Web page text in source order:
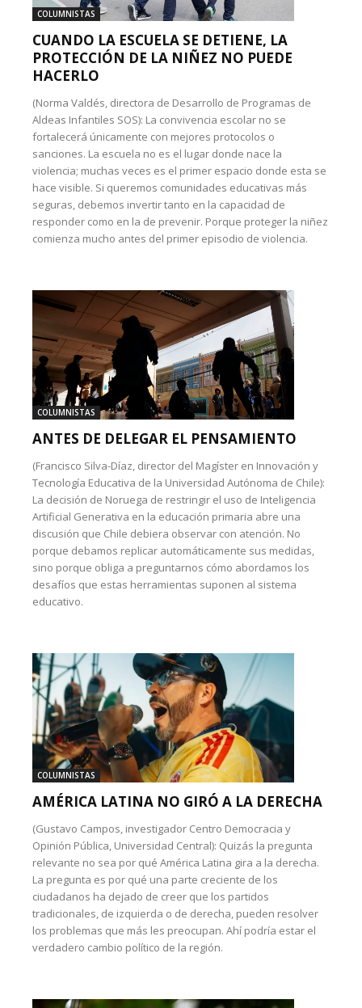
COLUMNISTAS
CUANDO LA ESCUELA SE DETIENE, LA
PROTECCIÓN DE LA NIÑEZ NO PUEDE
HACERLO
(Norma Valdés, directora de Desarrollo de Programas de
Aldeas Infantiles SOS): La convivencia escolar no se
fortalecerá únicamente con mejores protocolos o
sanciones. La escuela no es el lugar donde nace la
violencia; muchas veces es el primer espacio donde esta se
hace visible. Si queremos comunidades educativas más
seguras, debemos invertir tanto en la capacidad de
responder como en la de prevenir. Porque proteger la niñez
comienza mucho antes del primer episodio de violencia.
COLUMNISTAS
ANTES DE DELEGAR EL PENSAMIENTO
(Francisco Silva-Díaz, director del Magíster en Innovación y
Tecnología Educativa de la Universidad Autónoma de Chile):
La decisión de Noruega de restringir el uso de Inteligencia
Artificial Generativa en la educación primaria abre una
discusión que Chile debiera observar con atención. No
porque debamos replicar automáticamente sus medidas,
sino porque obliga a preguntarnos cómo abordamos los
desafíos que estas herramientas suponen al sistema
educativo.
COLUMNISTAS
AMÉRICA LATINA NO GIRÓ A LA DERECHA
(Gustavo Campos, investigador Centro Democracia y
Opinión Pública, Universidad Central): Quizás la pregunta
relevante no sea por qué América Latina gira a la derecha.
La pregunta es por qué una parte creciente de los
ciudadanos ha dejado de creer que los partidos
tradicionales, de izquierda o de derecha, pueden resolver
los problemas que más les preocupan. Ahí podría estar el
verdadero cambio político de la región.